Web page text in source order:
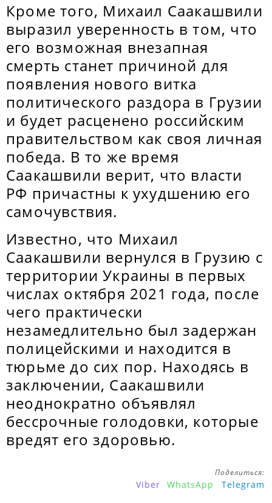
Кроме того, Михаил Саакашвили
выразил уверенность в том, что
его возможная внезапная
смерть станет причиной для
появления нового витка
политического раздора в Грузии
и будет расценено российским
правительством как своя личная
победа. В то же время
Саакашвили верит, что власти
РФ причастны к ухудшению его
самочувствия.
Известно, что Михаил
Саакашвили вернулся в Грузию с
территории Украины в первых
числах октября 2021 года, после
чего практически
незамедлительно был задержан
полицейскими и находится в
тюрьме до сих пор. Находясь в
заключении, Саакашвили
неоднократно объявлял
бессрочные голодовки, которые
вредят его здоровью.
Поделиться:
Viber WhatsApp Telegram